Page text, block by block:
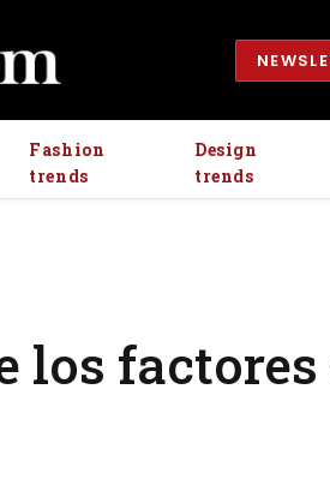
Fashion
trends
Design
trends
los